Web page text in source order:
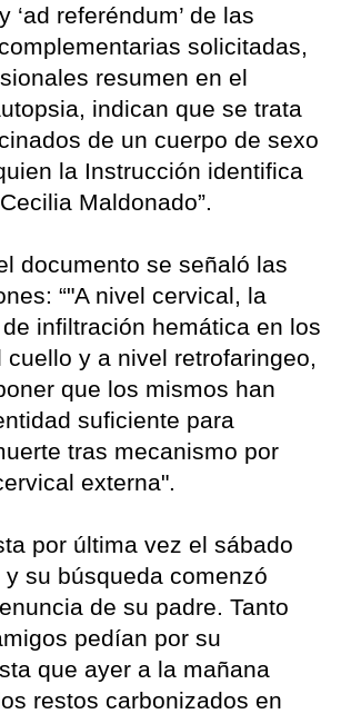
‘ad referéndum’ de las
solicitadas,
resumen en el
indican que se trata
de un cuerpo de sexo
la Instrucción identifica
Maldonado”.
documento se señaló las
“"A nivel cervical, la
infiltración hemática en los
cuello y a nivel retrofaringeo,
que los mismos han
suficiente para
tras mecanismo por
externa".
por última vez el sábado
su búsqueda comenzó
de su padre. Tanto
pedían por su
que ayer a la mañana
restos carbonizados en